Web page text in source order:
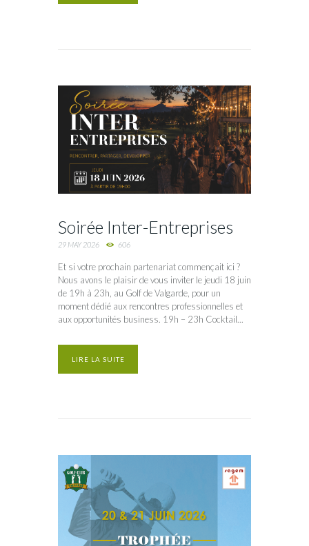
Soirée Inter-Entreprises
29 MAY 2026 606
Et si votre prochain partenariat commençait ici ?
Nous avons le plaisir de vous inviter le jeudi 18 juin
de 19h à 23h, au Golf de Valgarde, pour un
moment dédié aux rencontres professionnelles et
aux opportunités business. 19h – 23h Cocktail...
LIRE LA SUITE